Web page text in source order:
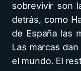
sobrevivir son
detrás, como
de España las
Las marcas
el mundo. El